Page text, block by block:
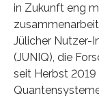
in Zukunft eng
Jülicher Nutzer-
(JUNIQ), die
seit Herbst